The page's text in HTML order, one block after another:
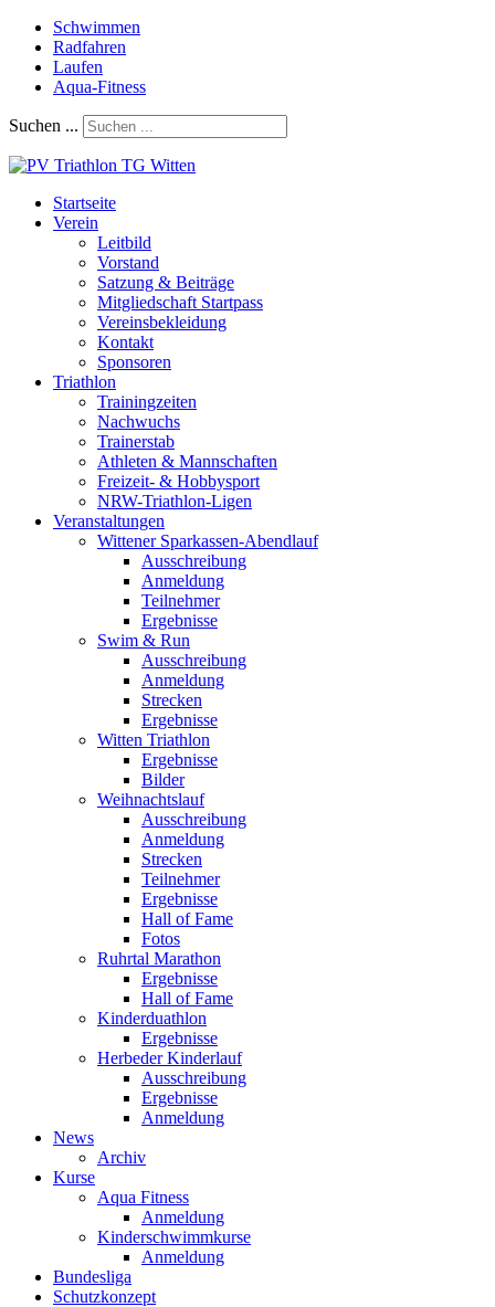
Schwimmen
Radfahren
Laufen
Aqua-Fitness
Suchen ...
Startseite
Verein
Leitbild
Vorstand
Satzung & Beiträge
Mitgliedschaft Startpass
Vereinsbekleidung
Kontakt
Sponsoren
Triathlon
Trainingzeiten
Nachwuchs
Trainerstab
Athleten & Mannschaften
Freizeit- & Hobbysport
NRW-Triathlon-Ligen
Veranstaltungen
Wittener Sparkassen-Abendlauf
Ausschreibung
Anmeldung
Teilnehmer
Ergebnisse
Swim & Run
Ausschreibung
Anmeldung
Strecken
Ergebnisse
Witten Triathlon
Ergebnisse
Bilder
Weihnachtslauf
Ausschreibung
Anmeldung
Strecken
Teilnehmer
Ergebnisse
Hall of Fame
Fotos
Ruhrtal Marathon
Ergebnisse
Hall of Fame
Kinderduathlon
Ergebnisse
Herbeder Kinderlauf
Ausschreibung
Ergebnisse
Anmeldung
News
Archiv
Kurse
Aqua Fitness
Anmeldung
Kinderschwimmkurse
Anmeldung
Bundesliga
Schutzkonzept